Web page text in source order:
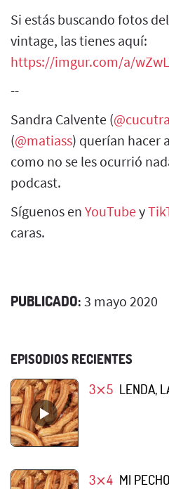
Si estás buscando fotos
vintage, las tienes aquí:
https://imgur.com/a/
--
Sandra Calvente (
(@matiass) querían hacer
como no se les ocurrió
podcast.
Síguenos en YouTubey
caras.
PUBLICADO: 3 mayo 2020
EPISODIOS RECIENTES
3⨯5 LENDA,
3⨯4 MI